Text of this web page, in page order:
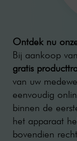
Ontdek nu
Bij aankoop
gratis
van uw
eenvoudig
binnen de
het apparaat
bovendien